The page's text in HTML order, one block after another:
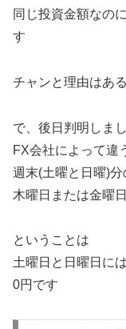
同じ投資金額なの
す
チャンと理由はあ
で、後日判明しま
FX会社によって違
週末(土曜と日曜)
木曜日または金曜
ということは
土曜日と日曜日に
0円です